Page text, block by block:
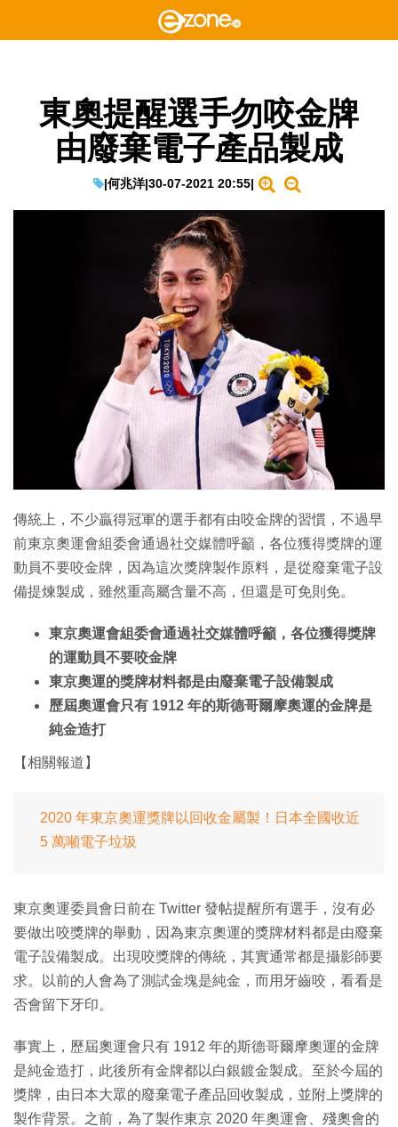
東奧提醒選手勿咬金牌
由廢棄電子產品製成
|何兆洋|30-07-2021 20:55|
傳統上，不少贏得冠軍的選手都有由咬金牌的習慣，不過早
前東京奧運會組委會通過社交媒體呼籲，各位獲得獎牌的運
動員不要咬金牌，因為這次獎牌製作原料，是從廢棄電子設
備提煉製成，雖然重高屬含量不高，但還是可免則免。
東京奧運會組委會通過社交媒體呼籲，各位獲得獎牌
的運動員不要咬金牌
東京奧運的獎牌材料都是由廢棄電子設備製成
歷屆奧運會只有 1912 年的斯德哥爾摩奧運的金牌是
純金造打
【相關報道】
2020 年東京奧運獎牌以回收金屬製！日本全國收近
5 萬噸電子垃圾
東京奧運委員會日前在 Twitter 發帖提醒所有選手，沒有必
要做出咬獎牌的舉動，因為東京奧運的獎牌材料都是由廢棄
電子設備製成。出現咬獎牌的傳統，其實通常都是攝影師要
求。以前的人會為了測試金塊是純金，而用牙齒咬，看看是
否會留下牙印。
事實上，歷屆奧運會只有 1912 年的斯德哥爾摩奧運的金牌
是純金造打，此後所有金牌都以白銀鍍金製成。至於今屆的
獎牌，由日本大眾的廢棄電子產品回收製成，並附上獎牌的
製作背景。之前，為了製作東京 2020 年奧運會、殘奧會的